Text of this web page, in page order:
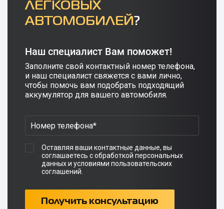
ЛЕГКОВЫХ
АВТОМОБИЛЕЙ ?
Наш специалист Вам поможет!
Заполните свой контактный номер телефона,
и наш специалист свяжется с вами лично,
чтобы помочь вам подобрать подходящий
аккумулятор для вашего автомобиля.
Оставляя ваши контактные данные, вы
соглашаетесь с обработкой персональных
данных и условиями пользовательских
соглашений.
Получить консультацию